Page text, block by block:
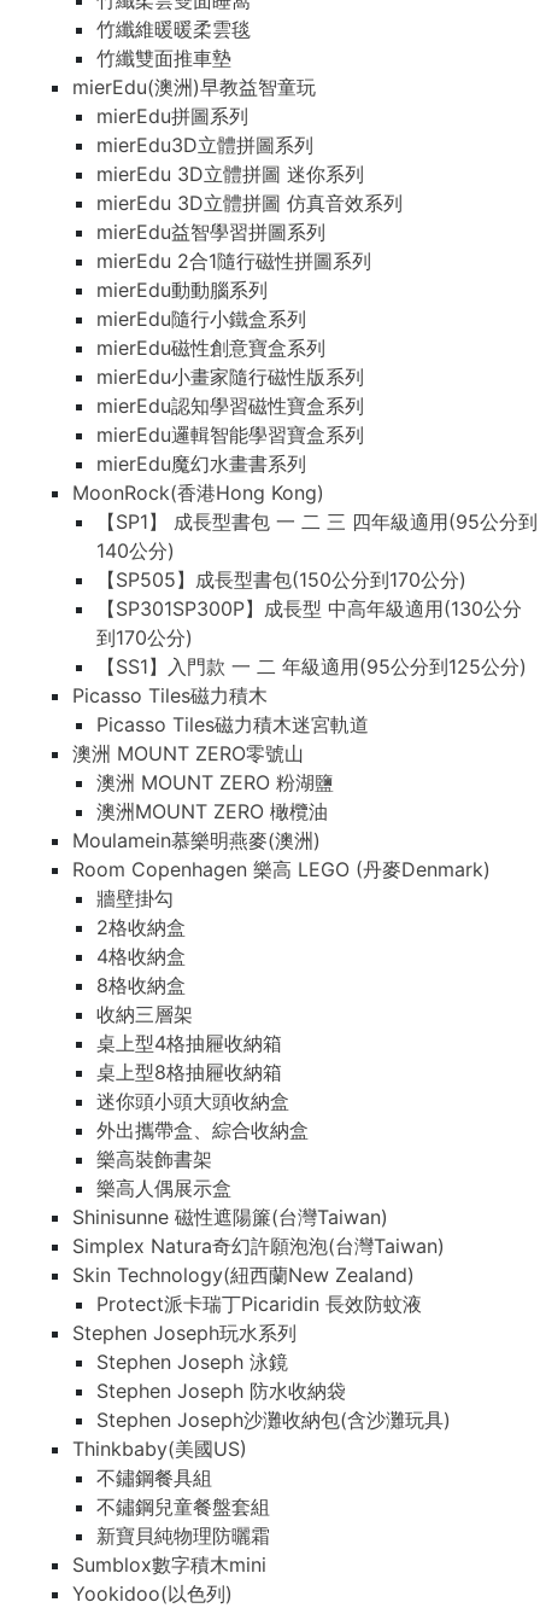
竹纖維暖暖柔雲毯
竹纖雙面推車墊
mierEdu(澳洲)早教益智童玩
mierEdu拼圖系列
mierEdu3D立體拼圖系列
mierEdu 3D立體拼圖 迷你系列
mierEdu 3D立體拼圖 仿真音效系列
mierEdu益智學習拼圖系列
mierEdu 2合1隨行磁性拼圖系列
mierEdu動動腦系列
mierEdu隨行小鐵盒系列
mierEdu磁性創意寶盒系列
mierEdu小畫家隨行磁性版系列
mierEdu認知學習磁性寶盒系列
mierEdu邏輯智能學習寶盒系列
mierEdu魔幻水畫書系列
MoonRock(香港Hong Kong)
【SP1】 成長型書包 一 二 三 四年級適用(95公分到
140公分)
【SP505】成長型書包(150公分到170公分)
【SP301SP300P】成長型 中高年級適用(130公分
到170公分)
【SS1】入門款 一 二 年級適用(95公分到125公分)
Picasso Tiles磁力積木
Picasso Tiles磁力積木迷宮軌道
澳洲 MOUNT ZERO零號山
澳洲 MOUNT ZERO 粉湖鹽
澳洲MOUNT ZERO 橄欖油
Moulamein慕樂明燕麥(澳洲)
Room Copenhagen 樂高 LEGO (丹麥Denmark)
牆壁掛勾
2格收納盒
4格收納盒
8格收納盒
收納三層架
桌上型4格抽屜收納箱
桌上型8格抽屜收納箱
迷你頭小頭大頭收納盒
外出攜帶盒、綜合收納盒
樂高裝飾書架
樂高人偶展示盒
Shinisunne 磁性遮陽簾(台灣Taiwan)
Simplex Natura奇幻許願泡泡(台灣Taiwan)
Skin Technology(紐西蘭New Zealand)
Protect派卡瑞丁Picaridin 長效防蚊液
Stephen Joseph玩水系列
Stephen Joseph 泳鏡
Stephen Joseph 防水收納袋
Stephen Joseph沙灘收納包(含沙灘玩具)
Thinkbaby(美國US)
不鏽鋼餐具組
不鏽鋼兒童餐盤套組
新寶貝純物理防曬霜
Sumblox數字積木mini
Yookidoo(以色列)